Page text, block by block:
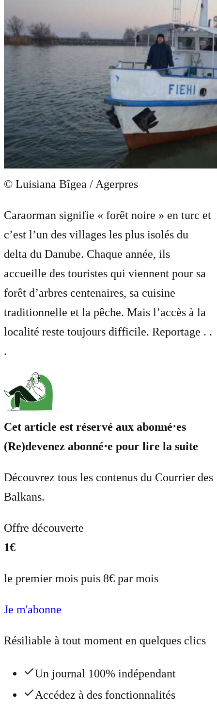
© Luisiana Bîgea / Agerpres
Caraorman signifie « forêt noire » en turc et
c’est l’un des villages les plus isolés du
delta du Danube. Chaque année, ils
accueille des touristes qui viennent pour sa
forêt d’arbres centenaires, sa cuisine
traditionnelle et la pêche. Mais l’accès à la
localité reste toujours difficile. Reportage . .
.
Cet article est réservé aux abonné⋅es
(Re)devenez abonné⋅e pour lire la suite
Découvrez tous les contenus du Courrier des
Balkans.
Offre découverte
1€
le premier mois puis 8€ par mois
Je m'abonne
Résiliable à tout moment en quelques clics
Un journal 100% indépendant
Accédez à des fonctionnalités